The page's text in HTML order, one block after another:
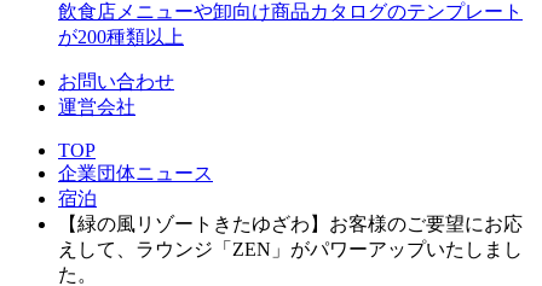
飲食店メニューや卸向け商品カタログのテンプレート
が200種類以上
お問い合わせ
運営会社
TOP
企業団体ニュース
宿泊
【緑の風リゾートきたゆざわ】お客様のご要望にお応
えして、ラウンジ「ZEN」がパワーアップいたしまし
た。